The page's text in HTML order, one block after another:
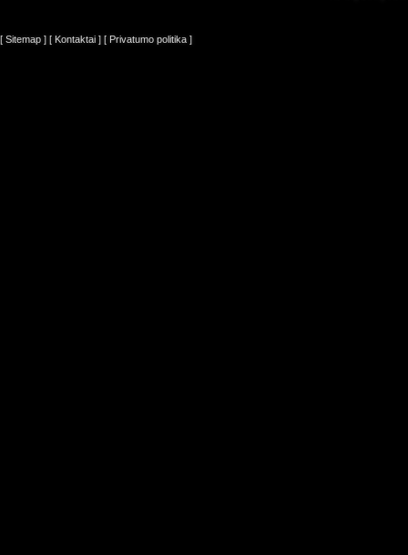
[ Sitemap ] [ Kontaktai ] [ Privatumo politika ]